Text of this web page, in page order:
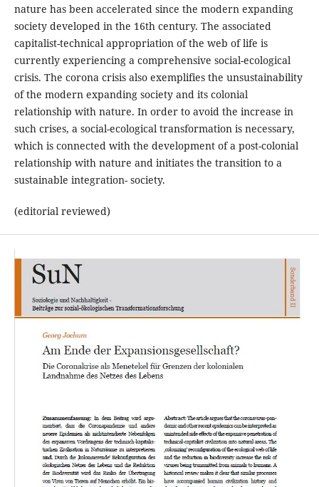
nature has been accelerated since the modern expanding
society developed in the 16th century. The associated
capitalist-technical appropriation of the web of life is
currently experiencing a comprehensive social-ecological
crisis. The corona crisis also exemplifies the unsustainability
of the modern expanding society and its colonial
relationship with nature. In order to avoid the increase in
such crises, a social-ecological transformation is necessary,
which is connected with the development of a post-colonial
relationship with nature and initiates the transition to a
sustainable integration- society.
(editorial reviewed)